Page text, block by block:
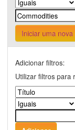
Iniciar uma
Adicionar filtros:
Utilizar filtros para